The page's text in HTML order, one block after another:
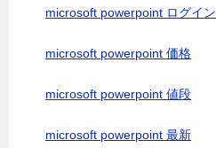
microsoft powerpoint ログイン
microsoft powerpoint 価格
microsoft powerpoint 値段
microsoft powerpoint 最新